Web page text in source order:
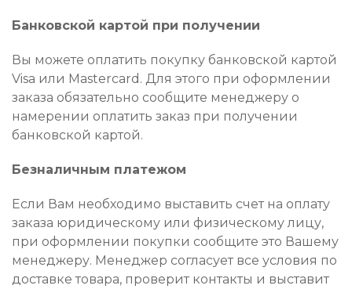
Банковской картой при получении
Вы можете оплатить покупку банковской картой
Visa или Mastercard. Для этого при оформлении
заказа обязательно сообщите менеджеру о
намерении оплатить заказ при получении
банковской картой.
Безналичным платежом
Если Вам необходимо выставить счет на оплату
заказа юридическому или физическому лицу,
при оформлении покупки сообщите это Вашему
менеджеру. Менеджер согласует все условия по
доставке товара, проверит контакты и выставит